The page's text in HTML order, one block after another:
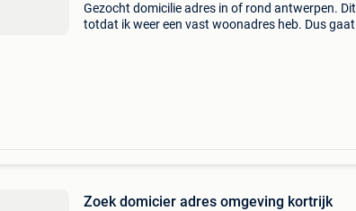
Gezocht domicilie adres in of rond antwerpen. Dit
totdat ik weer een vast woonadres heb. Dus gaat
Zoek domicier adres omgeving kortrijk